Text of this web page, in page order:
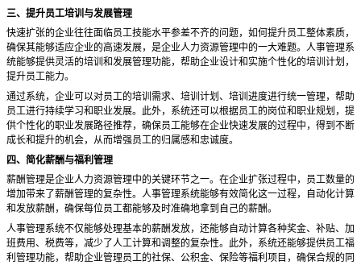
三、提升员工培训与发展管理
快速扩张的企业往往面临员工技能水平参差不齐的问题，如何提升员工整体素质，
确保其能够适应企业的高速发展，是企业人力资源管理中的一大难题。人事管理系
统能够提供灵活的培训和发展管理功能，帮助企业设计和实施个性化的培训计划，
提升员工能力。
通过系统，企业可以对员工的培训需求、培训计划、培训进度进行统一管理，帮助
员工进行持续学习和职业发展。此外，系统还可以根据员工的岗位和职业规划，提
供个性化的职业发展路径推荐，确保员工能够在企业快速发展的过程中，得到不断
成长和提升的机会，从而增强员工的归属感和忠诚度。
四、简化薪酬与福利管理
薪酬管理是企业人力资源管理中的关键环节之一。在企业扩张过程中，员工数量的
增加带来了薪酬管理的复杂性。人事管理系统能够有效简化这一过程，自动化计算
和发放薪酬，确保每位员工都能够及时准确地拿到自己的薪酬。
人事管理系统不仅能够处理基本的薪酬发放，还能够自动计算各种奖金、补贴、加
班费用、税费等，减少了人工计算和调整的复杂性。此外，系统还能够提供员工福
利管理功能，帮助企业管理员工的社保、公积金、保险等福利项目，确保合规的同